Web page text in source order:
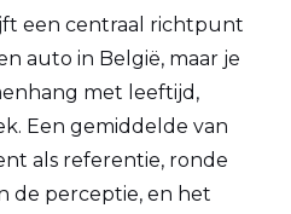
een centraal richtpunt
auto in België, maar je
met leeftijd,
Een gemiddelde van
als referentie, ronde
de perceptie, en het